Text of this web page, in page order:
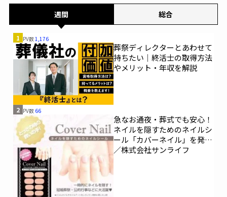
週間 総合
1 PV数1,176
葬祭ディレクターとあわせて
持ちたい｜終活士の取得方法
やメリット・年収を解説
2 PV数 66
急なお通夜・葬式でも安心！
ネイルを隠すためのネイルシ
ール「カバーネイル」を発売
／株式会社サンライフ